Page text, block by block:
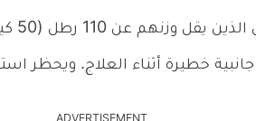
خطيرة أثناء العلاج. ويحظر